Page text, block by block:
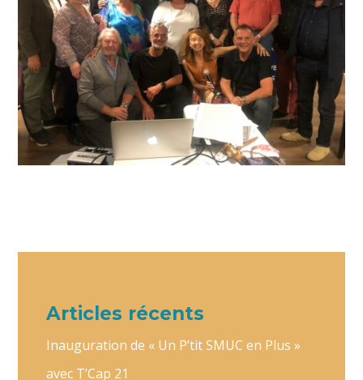
Articles récents
Inauguration de « Un P’tit SMUC en Plus »
avec T’Cap 21